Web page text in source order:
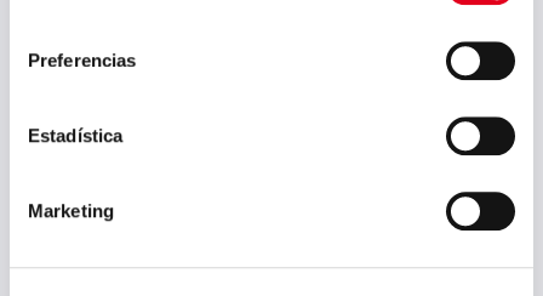
Preferencias
Estadística
Marketing